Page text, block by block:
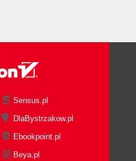
Sensus.pl
DlaBystrzakow.pl
Ebookpoint.pl
Beya.pl